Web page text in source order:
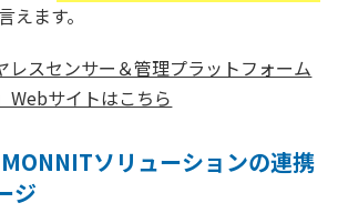
えます。
レスセンサー＆管理プラットフォーム
Webサイトはこちら
ソリューションの連携
ジ